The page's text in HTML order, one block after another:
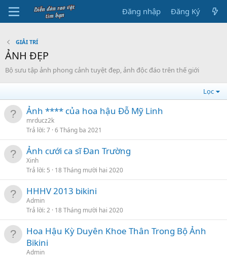
Đăng nhập Đăng Ký
GIẢI TRÍ
ẢNH ĐẸP
Bộ sưu tập ảnh phong cảnh tuyệt đẹp, ảnh độc đáo trên thế giới
Lọc
Ảnh **** của hoa hậu Đỗ Mỹ Linh
mrducz2k
Trả lời 7 6 Tháng ba 2021
Ảnh cưới ca sĩ Đan Trường
Xinh
Trả lời 5 18 Tháng mười hai 2020
HHHV 2013 bikini
Admin
Trả lời 2 18 Tháng mười hai 2020
Hoa Hậu Kỳ Duyên Khoe Thân Trong Bộ Ảnh
Bikini
Admin